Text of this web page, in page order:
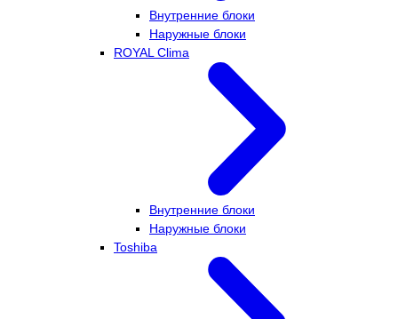
Внутренние блоки
Наружные блоки
ROYAL Clima
Внутренние блоки
Наружные блоки
Toshiba